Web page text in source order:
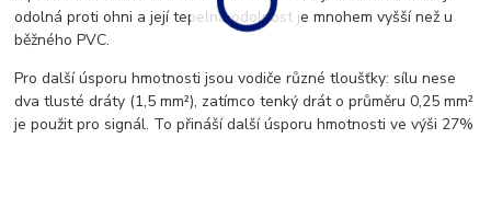
odolná proti ohni a její tepelná odolnost je mnohem vyšší než u
běžného PVC.
Pro další úsporu hmotnosti jsou vodiče různé tloušťky: sílu nese
dva tlusté dráty (1,5 mm²), zatímco tenký drát o průměru 0,25 mm²
je použit pro signál. To přináší další úsporu hmotnosti ve výši 27%